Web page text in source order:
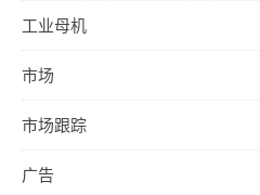
工业母机
市场
市场跟踪
广告